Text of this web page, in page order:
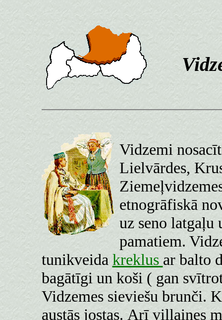
Vidzemi
Lielvārdes,
etnogrāfiskā
uz seno
pamatiem.
tunikveida kreklus ar balto
bagātīgi un koši ( gan
Vidzemes sieviešu brunči.
austās jostas. Arī villaines